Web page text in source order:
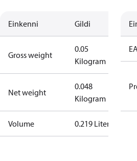
Einkenni Gildi
Gross weight
0.05
Kilogram
Net weight
0.048
Kilogram
Volume 0.219 Liter